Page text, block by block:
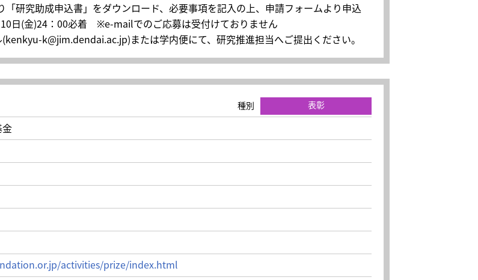
「研究助成申込書」をダウンロード、必要事項を記入の上、申請フォームより申込
10日(金)24：00必着 ※e-mailでのご応募は受付けておりません
k@jim.dendai.ac.jp)または学内便にて、研究推進担当へご提出ください。
種別
表彰
金
activities/prize/index.html